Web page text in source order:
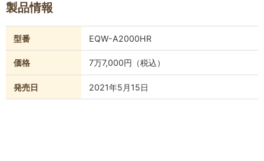
製品情報
型番 EQW-A2000HR
価格 7万7,000円（税込）
発売日 2021年5月15日